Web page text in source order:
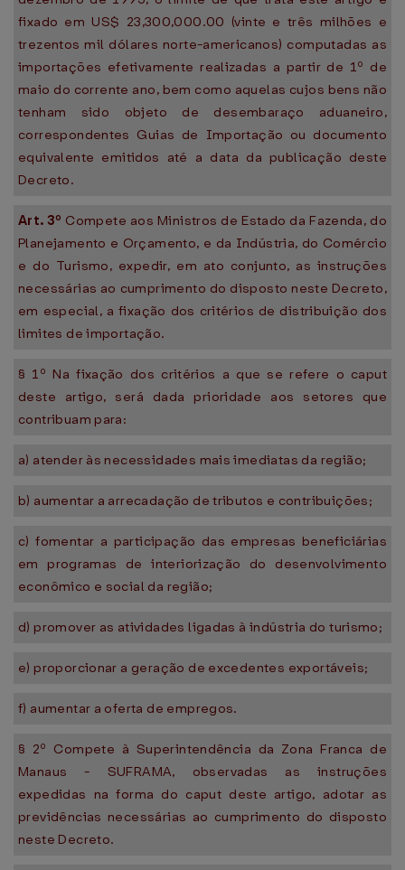
fixado em US$ 23,300,000.00 (vinte e três milhões e
trezentos mil dólares norte-americanos) computadas as
importações efetivamente realizadas a partir de 1º de
maio do corrente ano, bem como aquelas cujos bens não
tenham sido objeto de desembaraço aduaneiro,
correspondentes Guias de Importação ou documento
equivalente emitidos até a data da publicação deste
Decreto.
Art. 3º Compete aos Ministros de Estado da Fazenda, do
Planejamento e Orçamento, e da Indústria, do Comércio
e do Turismo, expedir, em ato conjunto, as instruções
necessárias ao cumprimento do disposto neste Decreto,
em especial, a fixação dos critérios de distribuição dos
limites de importação.
§ 1º Na fixação dos critérios a que se refere o caput
deste artigo, será dada prioridade aos setores que
contribuam para:
a) atender às necessidades mais imediatas da região;
b) aumentar a arrecadação de tributos e contribuições;
c) fomentar a participação das empresas beneficiárias
em programas de interiorização do desenvolvimento
econômico e social da região;
d) promover as atividades ligadas à indústria do turismo;
e) proporcionar a geração de excedentes exportáveis;
f) aumentar a oferta de empregos.
§ 2º Compete à Superintendência da Zona Franca de
Manaus - SUFRAMA, observadas as instruções
expedidas na forma do caput deste artigo, adotar as
previdências necessárias ao cumprimento do disposto
neste Decreto.